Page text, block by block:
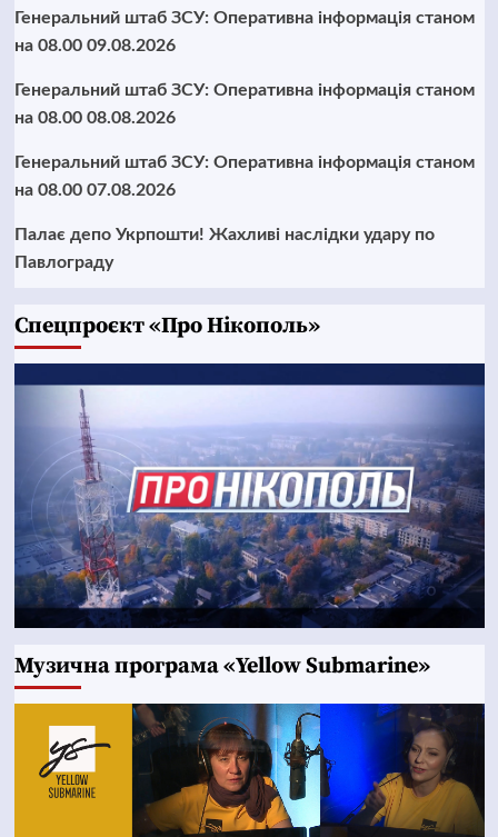
Генеральний штаб ЗСУ: Оперативна інформація станом
на 08.00 09.08.2026
Генеральний штаб ЗСУ: Оперативна інформація станом
на 08.00 08.08.2026
Генеральний штаб ЗСУ: Оперативна інформація станом
на 08.00 07.08.2026
Палає депо Укрпошти! Жахливі наслідки удару по
Павлограду
Cпецпроєкт «Про Нікополь»
Музична програма «Yellow Submarine»